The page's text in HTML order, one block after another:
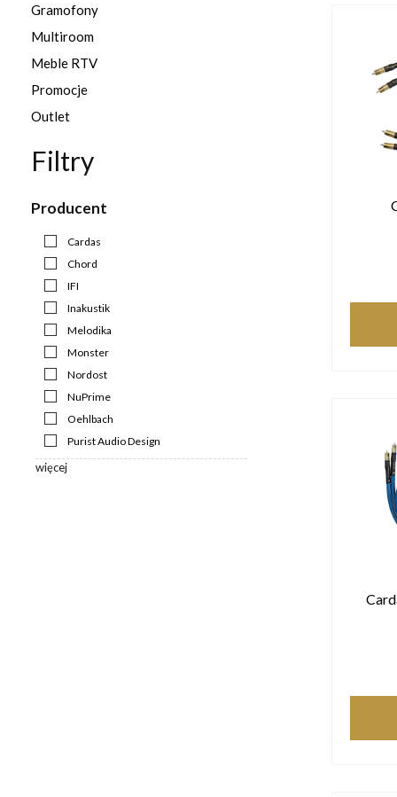
Gramofony
Multiroom
Meble RTV
Promocje
Outlet
Filtry
Producent
Cardas
Chord
IFI
Inakustik
Melodika
Monster
Nordost
NuPrime
Oehlbach
Purist Audio Design
więcej